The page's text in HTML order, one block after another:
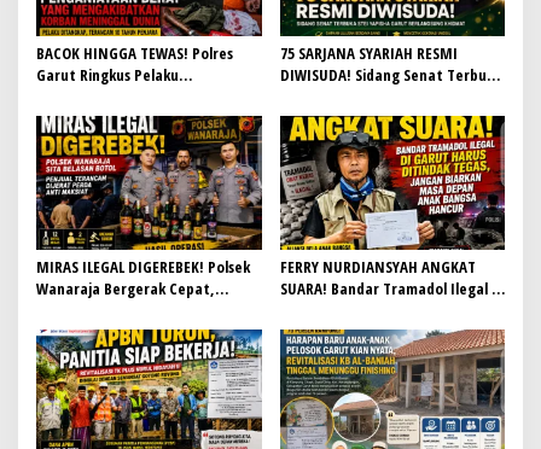
BACOK HINGGA TEWAS! Polres
Garut Ringkus Pelaku
Banyuresmi, Terancam 10 Tahun
Penjara
75 SARJANA SYARIAH RESMI
DIWISUDA! Sidang Senat Terbuka
Khidmat, Siapkan Lulusan
Berdaya Saing dan Berintegritas
MIRAS ILEGAL DIGEREBEK! Polsek
Wanaraja Bergerak Cepat,
Anti Maksiat
FERRY NURDIANSYAH ANGKAT
SUARA! Bandar Tramadol Ilegal di
Jangan Biarkan Masa Depan Anak
Bangsa Hancur